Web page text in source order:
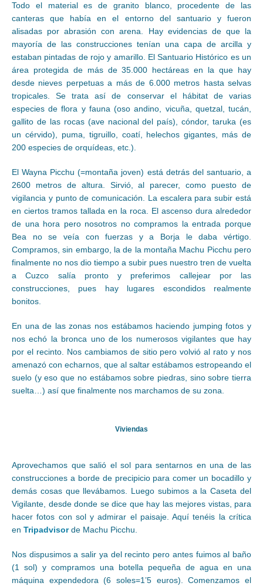
Todo el material es de granito blanco, procedente de las
canteras que había en el entorno del santuario y fueron
alisadas por abrasión con arena. Hay evidencias de que la
mayoría de las construcciones tenían una capa de arcilla y
estaban pintadas de rojo y amarillo. El Santuario Histórico es un
área protegida de más de 35.000 hectáreas en la que hay
desde nieves perpetuas a más de 6.000 metros hasta selvas
tropicales. Se trata así de conservar el hábitat de varias
especies de flora y fauna (oso andino, vicuña, quetzal, tucán,
gallito de las rocas (ave nacional del país), cóndor, taruka (es
un cérvido), puma, tigruillo, coatí, helechos gigantes, más de
200 especies de orquídeas, etc.).
El Wayna Picchu (=montaña joven) está detrás del santuario, a
2600 metros de altura. Sirvió, al parecer, como puesto de
vigilancia y punto de comunicación. La escalera para subir está
en ciertos tramos tallada en la roca. El ascenso dura alrededor
de una hora pero nosotros no compramos la entrada porque
Bea no se veía con fuerzas y a Borja le daba vértigo.
Compramos, sin embargo, la de la montaña Machu Picchu pero
finalmente no nos dio tiempo a subir pues nuestro tren de vuelta
a Cuzco salía pronto y preferimos callejear por las
construcciones, pues hay lugares escondidos realmente
bonitos.
En una de las zonas nos estábamos haciendo jumping fotos y
nos echó la bronca uno de los numerosos vigilantes que hay
por el recinto. Nos cambiamos de sitio pero volvió al rato y nos
amenazó con echarnos, que al saltar estábamos estropeando el
suelo (y eso que no estábamos sobre piedras, sino sobre tierra
suelta…) así que finalmente nos marchamos de su zona.
Viviendas
Aprovechamos que salió el sol para sentarnos en una de las
construcciones a borde de precipicio para comer un bocadillo y
demás cosas que llevábamos. Luego subimos a la Caseta del
Vigilante, desde donde se dice que hay las mejores vistas, para
hacer fotos con sol y admirar el paisaje. Aquí tenéis la crítica
en Tripadvisorde Machu Picchu.
Nos dispusimos a salir ya del recinto pero antes fuimos al baño
(1 sol) y compramos una botella pequeña de agua en una
máquina expendedora (6 soles=1’5 euros). Comenzamos el